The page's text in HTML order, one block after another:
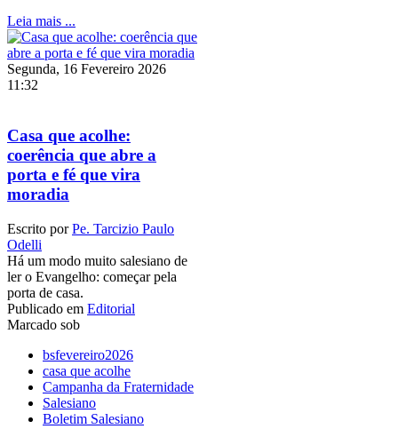
Leia mais ...
Segunda, 16 Fevereiro 2026
11:32
Casa que acolhe:
coerência que abre a
porta e fé que vira
moradia
Escrito porPe. Tarcizio Paulo
Odelli
Há um modo muito salesiano de
ler o Evangelho: começar pela
porta de casa.
Publicado em Editorial
Marcado sob
bsfevereiro2026
casa que acolhe
Campanha da Fraternidade
Salesiano
Boletim Salesiano